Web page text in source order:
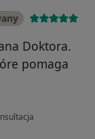
Doktora.
pomaga